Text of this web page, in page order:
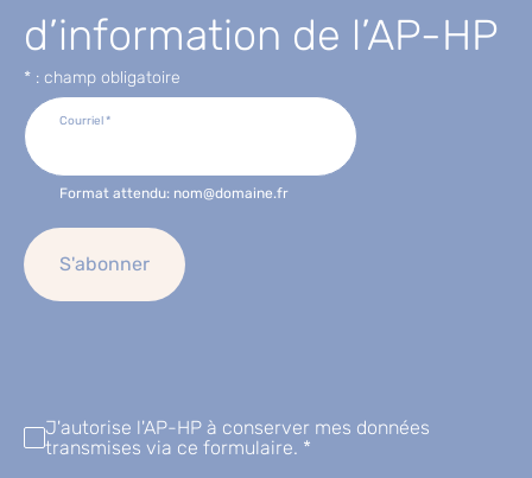
d’information de l’AP-HP
* : champ obligatoire
J'autorise l'AP-HP à conserver mes données
transmises via ce formulaire. *
Courriel *
Format attendu: nom@domaine.fr